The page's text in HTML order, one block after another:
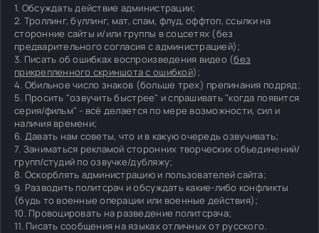
1. Обсуждать действие администрации;
2. Троллинг, буллинг, мат, спам, флуд, оффтоп, ссылки на
сторонние сайты и/или группы в соцсетях (без
предварительного согласия с администрацией);
3. Писать об ошибках воспроизведения видео (без
прикрепленного скриншота с ошибкой);
4. Обильное число знаков (больше трех) препинания подряд;
5. Просить "озвучить быстрее" и спрашивать "когда появится
серия/фильм" - всё делается по мере возможности, сил и
наличия времени;
6. Давать нам советы, что и в какую очередь озвучивать;
7. Заниматься рекламой сторонних творческих объединений/
групп/студий по озвучке/дубляжу;
8. Оскорблять администрацию и пользователей сайта;
9. Разводить политсрач и обсуждать какие-либо конфликты
(будь то военные операции или военные действия);
10. Провоцировать на разведение политсрача;
11. Писать сообщения на языках отличных от русского.